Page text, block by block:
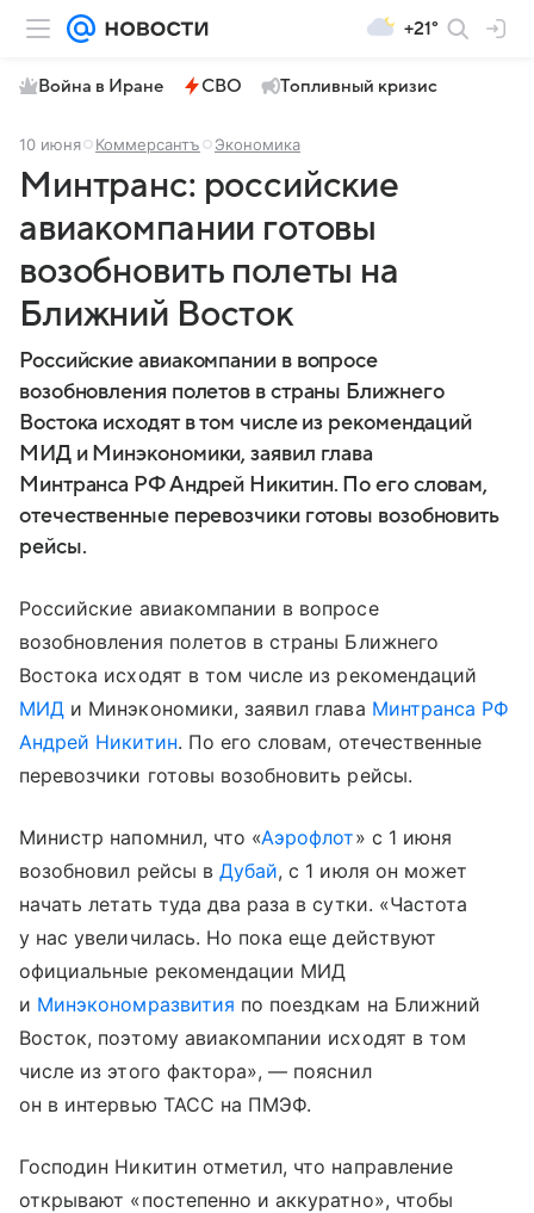
+21°
Война в Иране СВО Топливный кризис
10 июня Коммерсантъ Экономика
Минтранс: российские
авиакомпании готовы
возобновить полеты на
Ближний Восток
Российские авиакомпании в вопросе
возобновления полетов в страны Ближнего
Востока исходят в том числе из рекомендаций
МИД и Минэкономики, заявил глава
Минтранса РФ Андрей Никитин. По его словам,
отечественные перевозчики готовы возобновить
рейсы.
Российские авиакомпании в вопросе
возобновления полетов в страны Ближнего
Востока исходят в том числе из рекомендаций
МИД и Минэкономики, заявил глава Минтранса РФ
Андрей Никитин. По его словам, отечественные
перевозчики готовы возобновить рейсы.
Министр напомнил, что «Аэрофлот» с 1 июня
возобновил рейсы в Дубай, с 1 июля он может
начать летать туда два раза в сутки. «Частота
у нас увеличилась. Но пока еще действуют
официальные рекомендации МИД
и Минэкономразвития по поездкам на Ближний
Восток, поэтому авиакомпании исходят в том
числе из этого фактора», — пояснил
он в интервью ТАСС на ПМЭФ.
Господин Никитин отметил, что направление
открывают «постепенно и аккуратно», чтобы